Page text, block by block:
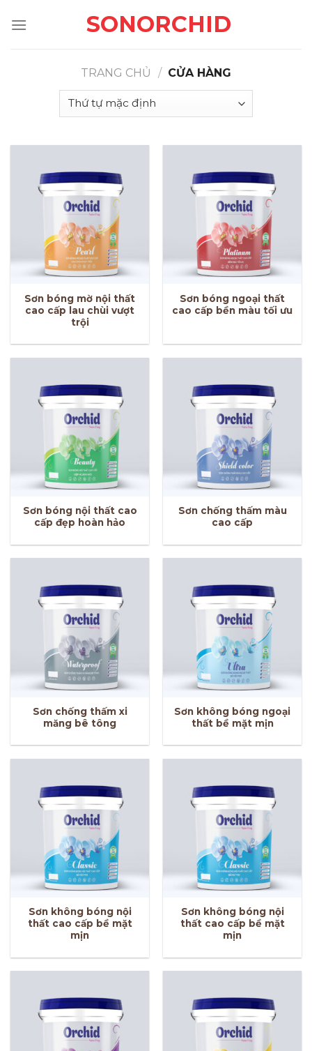
SONORCHID
TRANG CHỦ / CỬA HÀNG
Sơn bóng mờ nội thất
cao cấp lau chùi vượt
trội
Sơn bóng ngoại thất
cao cấp bền màu tối ưu
Sơn bóng nội thất cao
cấp đẹp hoàn hảo
Sơn chống thấm màu
cao cấp
Sơn chống thấm xi
măng bê tông
Sơn không bóng ngoại
thất bề mặt mịn
Sơn không bóng nội
thất cao cấp bề mặt
mịn
Sơn không bóng nội
thất cao cấp bề mặt
mịn